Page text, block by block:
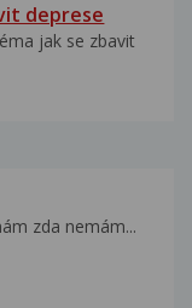
deprese
jak se zbavit
zda nemám...